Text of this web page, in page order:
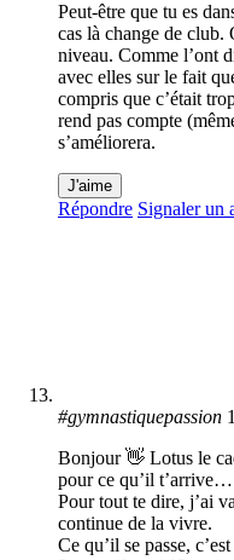
Peut-être que tu es
cas là change de club.
niveau. Comme l’ont
avec elles sur le fait
compris que c’était
rend pas compte
s’améliorera.
J'aime
Répondre Signaler un
#gymnastiquepassion
Bonjour 👋 Lotus le
pour ce qu’il t’arrive…
Pour tout te dire, j’ai
continue de la vivre.
Ce qu’il se passe,